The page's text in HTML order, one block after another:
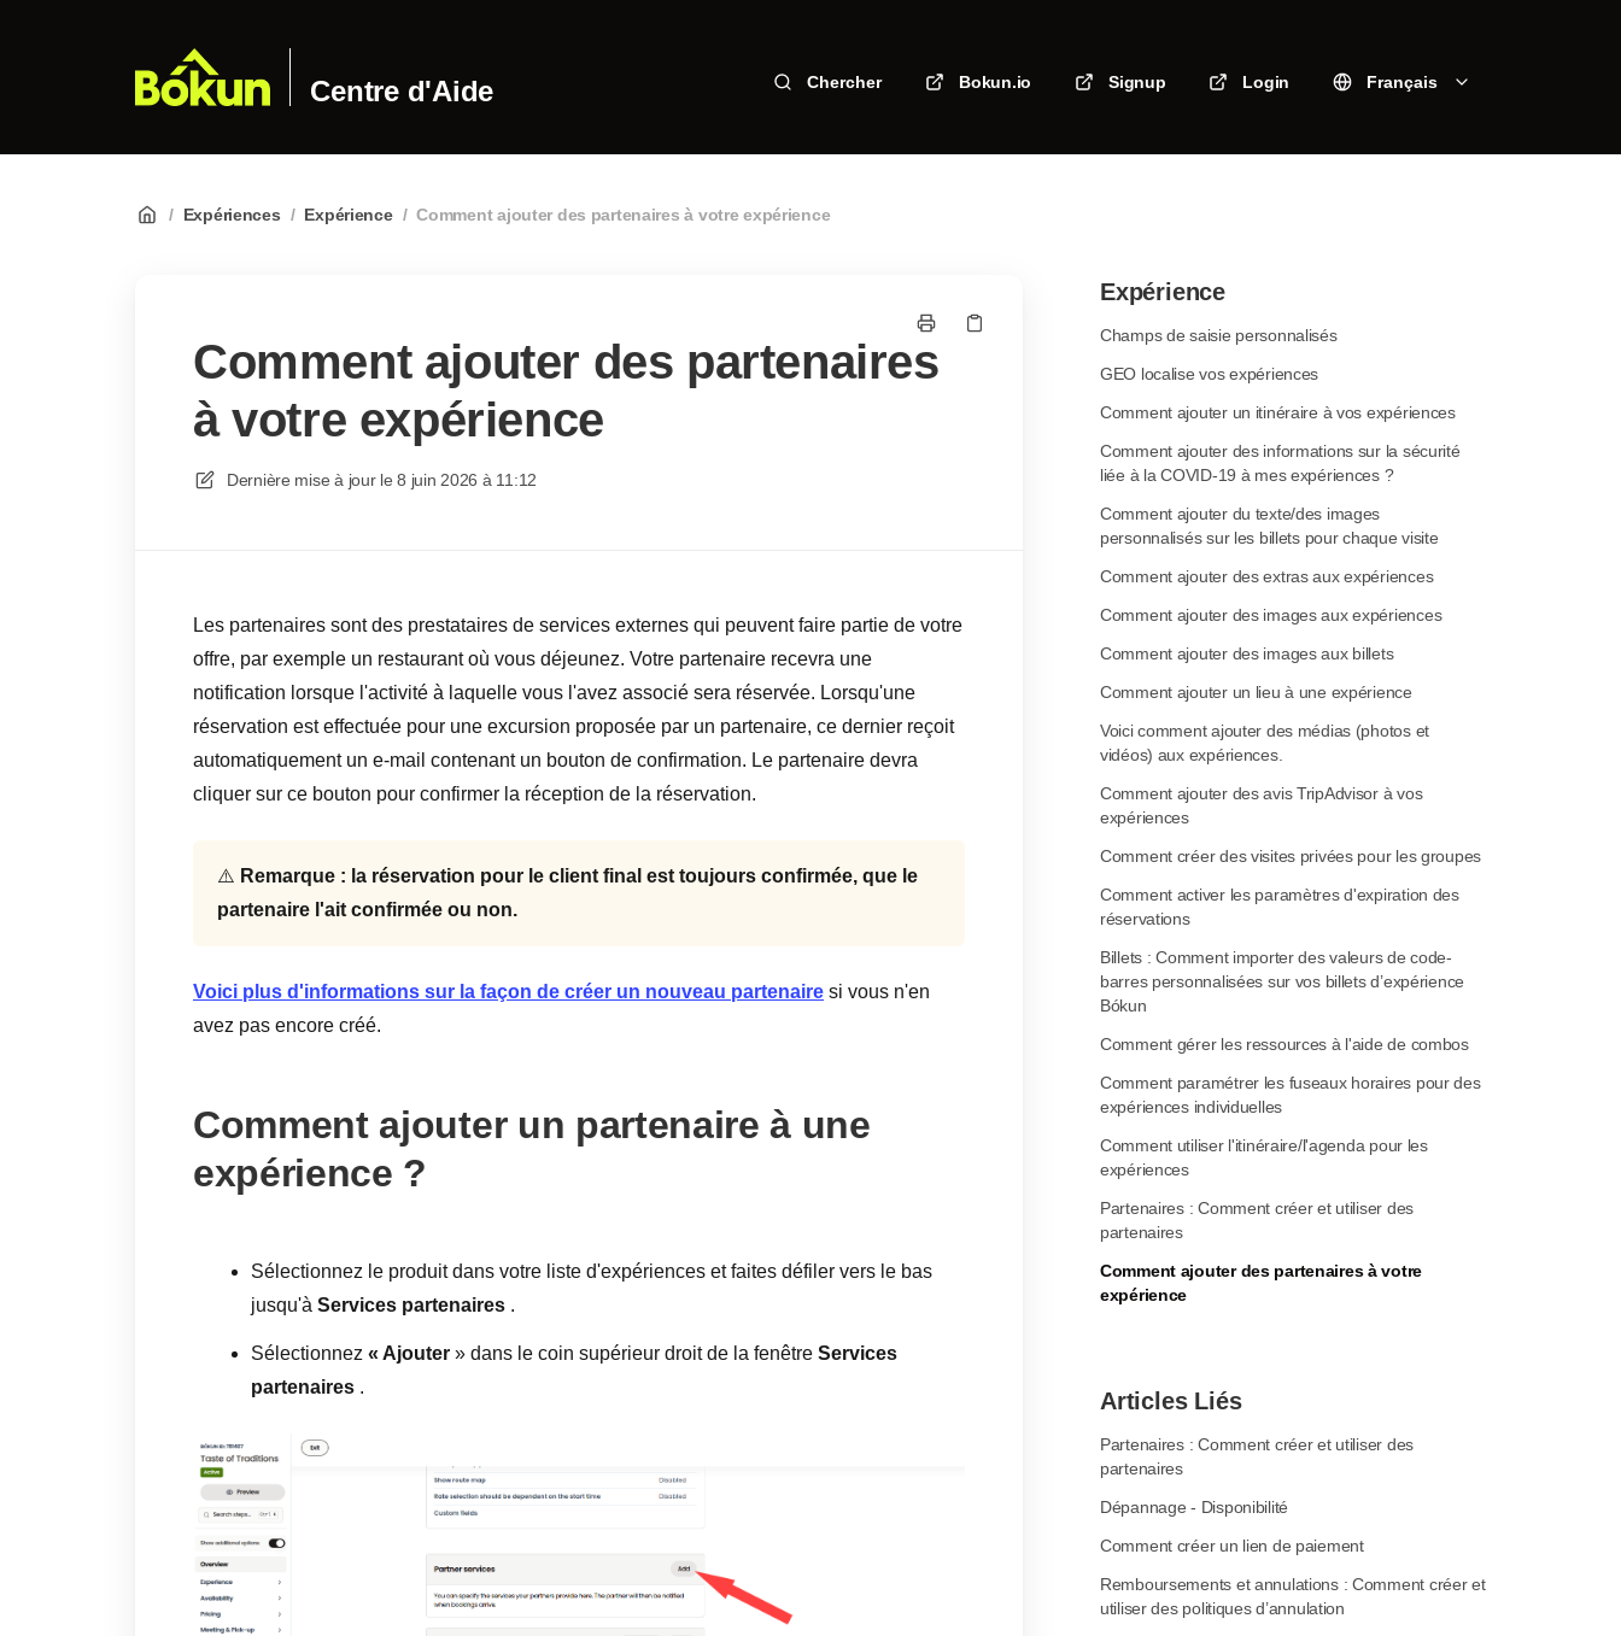
Centre d'Aide Chercher Bokun.io Signup Login Français
/ Expériences / Expérience / Comment ajouter des partenaires à votre expérience
Comment ajouter des partenaires
à votre expérience
Dernière mise à jour le 8 juin 2026 à 11:12
Les partenaires sont des prestataires de services externes qui peuvent faire partie de votre
offre, par exemple un restaurant où vous déjeunez. Votre partenaire recevra une
notification lorsque l'activité à laquelle vous l'avez associé sera réservée. Lorsqu'une
réservation est effectuée pour une excursion proposée par un partenaire, ce dernier reçoit
automatiquement un e-mail contenant un bouton de confirmation. Le partenaire devra
cliquer sur ce bouton pour confirmer la réception de la réservation.
⚠️ Remarque : la réservation pour le client final est toujours confirmée, que le
partenaire l'ait confirmée ou non.
Voici plus d'informations sur la façon de créer un nouveau partenaire si vous n'en
avez pas encore créé.
Comment ajouter un partenaire à une
expérience ?
Sélectionnez le produit dans votre liste d'expériences et faites défiler vers le bas
jusqu'à Services partenaires .
Sélectionnez « Ajouter » dans le coin supérieur droit de la fenêtre Services
partenaires .
Expérience
Champs de saisie personnalisés
GEO localise vos expériences
Comment ajouter un itinéraire à vos expériences
Comment ajouter des informations sur la sécurité
liée à la COVID-19 à mes expériences ?
Comment ajouter du texte/des images
personnalisés sur les billets pour chaque visite
Comment ajouter des extras aux expériences
Comment ajouter des images aux expériences
Comment ajouter des images aux billets
Comment ajouter un lieu à une expérience
Voici comment ajouter des médias (photos et
vidéos) aux expériences.
Comment ajouter des avis TripAdvisor à vos
expériences
Comment créer des visites privées pour les groupes
Comment activer les paramètres d'expiration des
réservations
Billets : Comment importer des valeurs de code-
barres personnalisées sur vos billets d’expérience
Bókun
Comment gérer les ressources à l'aide de combos
Comment paramétrer les fuseaux horaires pour des
expériences individuelles
Comment utiliser l'itinéraire/l'agenda pour les
expériences
Partenaires : Comment créer et utiliser des
partenaires
Comment ajouter des partenaires à votre
expérience
Articles Liés
Partenaires : Comment créer et utiliser des
partenaires
Dépannage - Disponibilité
Comment créer un lien de paiement
Remboursements et annulations : Comment créer et
utiliser des politiques d’annulation